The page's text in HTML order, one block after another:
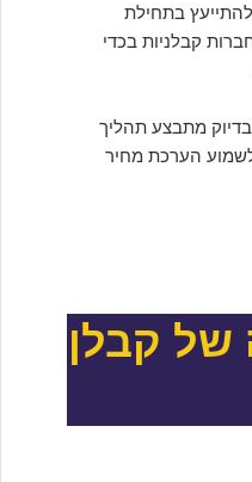
בתחילת
קבלניות בכדי
בדיוק מתבצע תהליך
הערכת מחיר
של קבלן